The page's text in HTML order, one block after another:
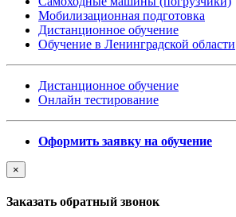
Мобилизационная подготовка
Дистанционное обучение
Обучение в Ленинградской области
Дистанционное обучение
Онлайн тестирование
Оформить заявку на обучение
×
Заказать обратный звонок